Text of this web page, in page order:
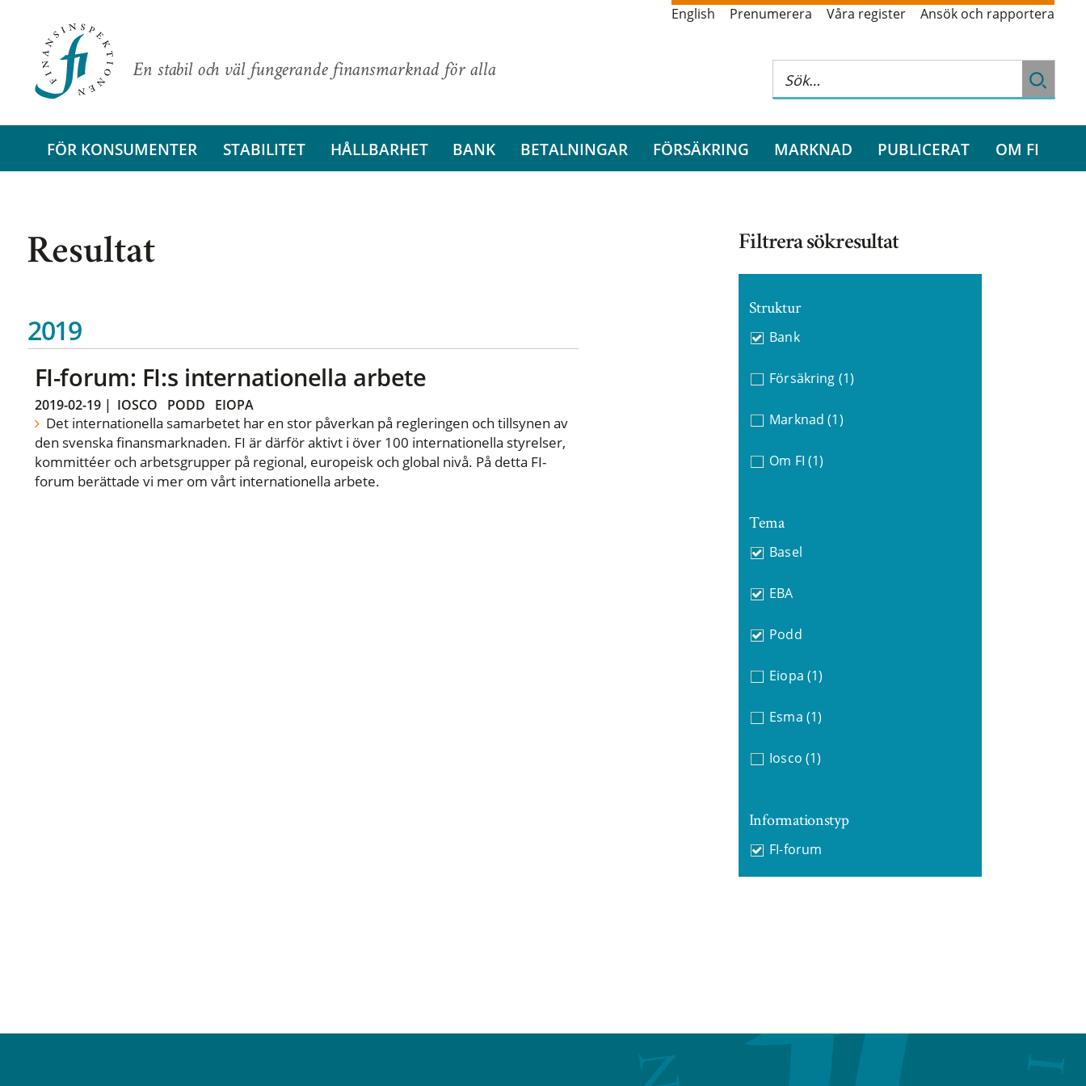
En stabil och väl fungerande finansmarknad för alla
English Prenumerera Våra register Ansök och rapportera
FÖR KONSUMENTER STABILITET HÅLLBARHET BANK BETALNINGAR FÖRSÄKRING MARKNAD PUBLICERAT OM FI
Resultat
2019
FI-forum: FI:s internationella arbete
2019-02-19| IOSCO PODD EIOPA
Det internationella samarbetet har en stor påverkan på regleringen och tillsynen av
den svenska finansmarknaden. FI är därför aktivt i över 100 internationella styrelser,
kommittéer och arbetsgrupper på regional, europeisk och global nivå. På detta FI-
forum berättade vi mer om vårt internationella arbete.
Filtrera sökresultat
Struktur
Bank
Försäkring (1)
Marknad (1)
Om FI (1)
Tema
Basel
EBA
Podd
Eiopa (1)
Esma (1)
Iosco (1)
Informationstyp
FI-forum